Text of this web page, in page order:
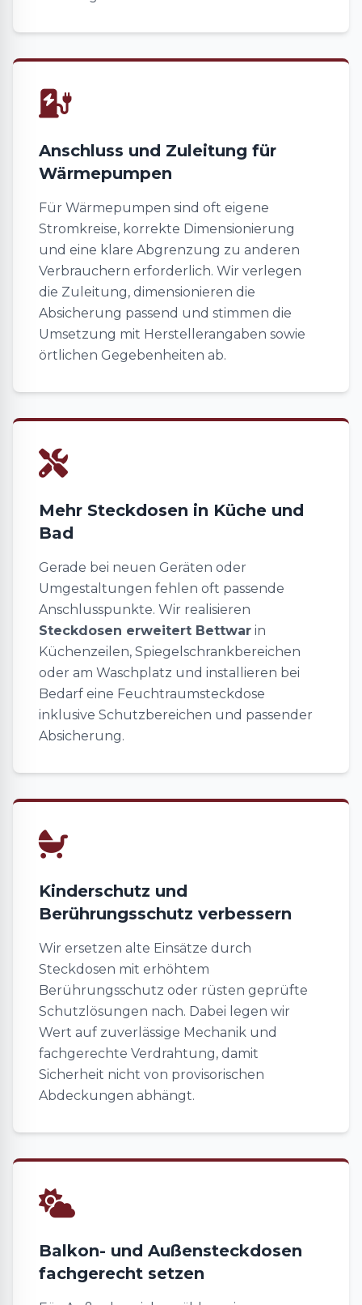
Anschluss und Zuleitung für
Wärmepumpen
Für Wärmepumpen sind oft eigene
Stromkreise, korrekte Dimensionierung
und eine klare Abgrenzung zu anderen
Verbrauchern erforderlich. Wir verlegen
die Zuleitung, dimensionieren die
Absicherung passend und stimmen die
Umsetzung mit Herstellerangaben sowie
örtlichen Gegebenheiten ab.
Mehr Steckdosen in Küche und
Bad
Gerade bei neuen Geräten oder
Umgestaltungen fehlen oft passende
Anschlusspunkte. Wir realisieren
Steckdosen erweitert Bettwar in
Küchenzeilen, Spiegelschrankbereichen
oder am Waschplatz und installieren bei
Bedarf eine Feuchtraumsteckdose
inklusive Schutzbereichen und passender
Absicherung.
Kinderschutz und
Berührungsschutz verbessern
Wir ersetzen alte Einsätze durch
Steckdosen mit erhöhtem
Berührungsschutz oder rüsten geprüfte
Schutzlösungen nach. Dabei legen wir
Wert auf zuverlässige Mechanik und
fachgerechte Verdrahtung, damit
Sicherheit nicht von provisorischen
Abdeckungen abhängt.
Balkon- und Außensteckdosen
fachgerecht setzen